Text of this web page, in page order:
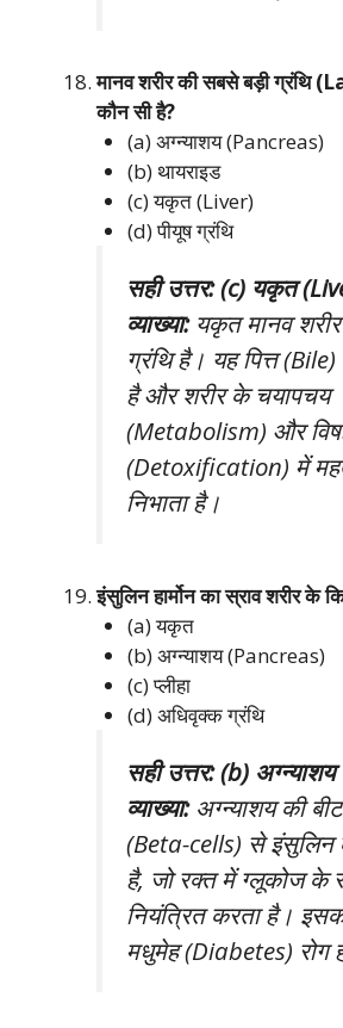
मानव शरीर की सबसे बड़ी ग्रंथि
कौन सी है?
(a) अग्न्याशय (Pancreas)
(b) थायराइड
(c) यकृत (Liver)
(d) पीयूष ग्रंथि
सही उत्तर: (c) यकृत
व्याख्या:यकृत मानव
ग्रंथि है। यह पित्त
है और शरीर के चयापचय
(Metabolism) और
(Detoxification) में
निभाता है।
इंसुलिन हार्मोन का स्राव शरीर के
(a) यकृत
(b) अग्न्याशय (Pancreas)
(c) प्लीहा
(d) अधिवृक्क ग्रंथि
सही उत्तर: (b) अग्न्याशय
व्याख्या:अग्न्याशय की
(Beta-cells) से इंसुलिन
है, जो रक्त में ग्लूकोज के
नियंत्रित करता है।
मधुमेह (Diabetes) रोग